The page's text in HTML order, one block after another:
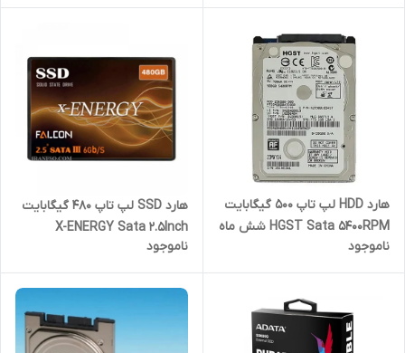
هارد HDD لپ تاپ 500 گیگابایت
HGST Sata 5400RPM شش ماه
گارانتی
ناموجود
هارد SSD لپ تاپ 480 گیگابایت
X-ENERGY Sata 2.5Inch
Falcon یکسال گارانتی
ناموجود